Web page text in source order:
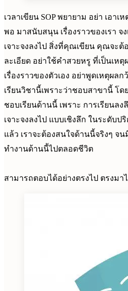
เวลาเขียน SOP พยายาม อย่า เอา
พอ มาสนับสนุน เรื่องราวของเรา จ
เจาะจงลงไป สิ่งที่คุณเขียน คุณจะต้
ละเอียด อย่าใช้คำสวยหรู ที่เป็นเห
เรื่องราวของตัวเอง อย่าพูดเหตุผล
เรียนวิชานี้เพราะว่าชอบสาขานี้ โด
ชอบเรียนด้านนี้ เพราะ การเรียนลง
เจาะจงลงไป แบบเชิงลึก ในระดับ
แล้ว เราจะต้องสนใจด้านนี้จริงๆ จ
ทำงานด้านนี้ไปตลอดชีวิต
สามารถตอบได้อย่างตรงไป ตรงมา